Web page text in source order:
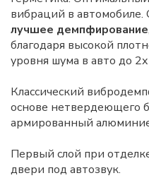
вибраций в автомобиле.
лучшее демпфирование
благодаря высокой
уровня шума в авто до 2х
Классический
основе нетвердеющего
армированный
Первый слой при
двери под автозвук.